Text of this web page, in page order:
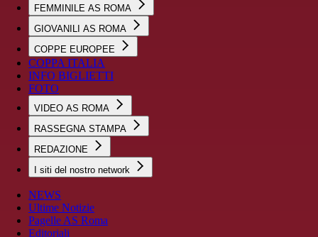
FEMMINILE AS ROMA
GIOVANILI AS ROMA
COPPE EUROPEE
COPPA ITALIA
INFO BIGLIETTI
FOTO
VIDEO AS ROMA
RASSEGNA STAMPA
REDAZIONE
I siti del nostro network
NEWS
Ultime Notizie
Pagelle AS Roma
Editoriali